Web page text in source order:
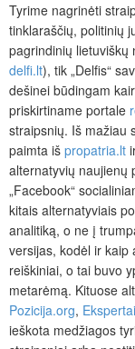
Tyrime nagrinėti
tinklaraščių, politinių
pagrindinių lietuviškų
delfi.lt), tik „Delfis“
dešinei būdingam
priskirtiname portale
straipsnių. Iš mažiau
paimta iš propatria.lt
alternatyvių naujienų
„Facebook“
kitais alternatyviais
analitiką, o ne į
versijas, kodėl ir kaip
reiškiniai, o tai buvo
metarėmą. Kituose
Pozicija.org,
ieškota medžiagos